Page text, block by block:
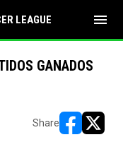
LEAGUE menu
GANADOS
Share